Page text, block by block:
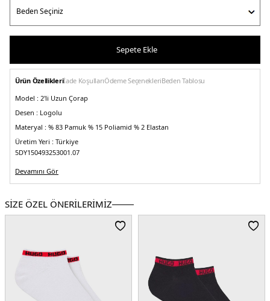
Sepete Ekle
Ürün Özellikleriİade KoşullarıÖdeme SeçenekleriBeden Tablosu
Model : 2'li Uzun Çorap
Desen : Logolu
Materyal : % 83 Pamuk % 15 Poliamid % 2 Elastan
Üretim Yeri : Türkiye
5DY150493253001.07
Devamını Gör
SİZE ÖZEL ÖNERİLERİMİZ